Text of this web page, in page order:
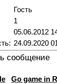
Гость
1
05.06.2012
24.09.2020
сообщение
Go game in